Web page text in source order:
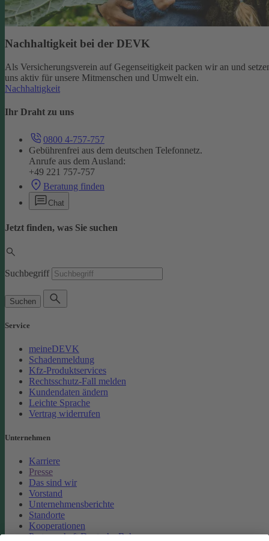
Nachhaltigkeit bei der DEVK
Als Versicherungsverein auf Gegenseitigkeit packen wir an und
uns aktiv für unsere Mitmenschen und Umwelt ein.
Nachhaltigkeit
Ihr Draht zu uns
0800 4-757-757
Gebührenfrei aus dem deutschen Telefonnetz.
Anrufe aus dem Ausland:
+49 221 757-757
Beratung finden
Chat
Jetzt finden, was Sie suchen
Suchbegriff
Suchen
Service
meineDEVK
Schadenmeldung
Kfz-Produktservices
Rechtsschutz-Fall melden
Kundendaten ändern
Leichte Sprache
Vertrag widerrufen
Unternehmen
Karriere
Presse
Das sind wir
Vorstand
Unternehmensberichte
Standorte
Kooperationen
Partnerschaft Deutsche Bahn